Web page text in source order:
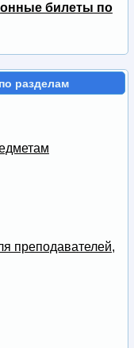
билеты по
разделам
преподавателей,